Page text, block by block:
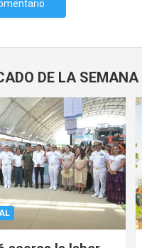
DE LA SEMANA